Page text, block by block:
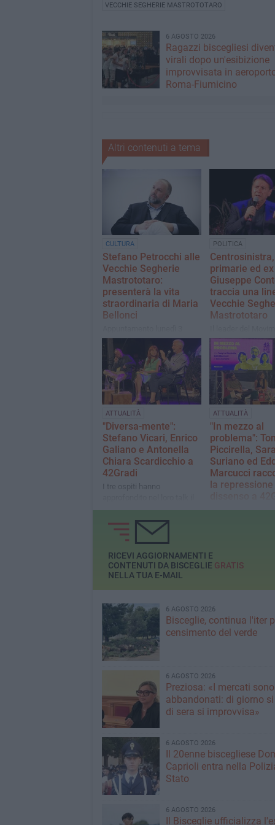
VECCHIE SEGHERIE MASTROTOTARO
6 AGOSTO 2026
Ragazzi biscegliesi
virali dopo un'esibizione
improvvisata in
Roma-Fiumicino
Altri contenuti a tema
CULTURA
Stefano Petrocchi alle
Vecchie Segherie
Mastrototaro:
presenterà la vita
straordinaria di Maria
Bellonci
agosto con "Romanzo
privato"
POLITICA
Centrosinistra,
primarie ed
Giuseppe
traccia una
Vecchie
Mastrototaro
Stelle torna a
occasione della
presentazione del
"Una nuova
ATTUALITÀ
"Diversa-mente":
Stefano Vicari, Enrico
Galiano e Antonella
Chiara Scardicchio a
42Gradi
​I tre ospiti hanno
valore della diversità
rispetto alla "normalità" vista
come standard
ATTUALITÀ
"In mezzo al
problema":
Piccirella, Sara
Suriano ed
Marcucci
la repressione
dissenso a
L'esperienza con la
toccati durante la
RICEVI AGGIORNAMENTI E
CONTENUTI DA BISCEGLIE GRATIS
NELLA TUA E-MAIL
6 AGOSTO 2026
Bisceglie, continua l'iter
censimento del verde
6 AGOSTO 2026
Preziosa: «I mercati sono
abbandonati: di giorno si
di sera si improvvisa»
6 AGOSTO 2026
Il 20enne biscegliese
Caprioli entra nella
Stato
6 AGOSTO 2026
Il Bisceglie ufficializza